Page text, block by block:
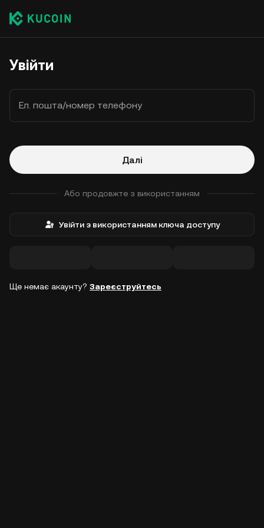
Увійти
Ел. пошта/номер телефону
Далі
Або продовжте з використанням
Увійти з використанням ключа доступу
Ще немає акаунту? Зареєструйтесь